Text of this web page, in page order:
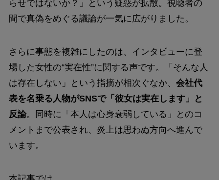
らせではないか？」という疑惑が拡散。視聴者の
間で真偽をめぐる議論が一気に広がりました。
さらに事態を複雑にしたのは、インタビューに登
場した女性の“実在性”に関する声です。「そんな人
は存在しない」という指摘が相次ぐなか、 会社代
表を名乗る人物がSNSで「彼女は実在します」と
反論。同時に「本人は心身衰弱している」とのコ
メントまで公表され、炎上は思わぬ方向へ進んで
います。